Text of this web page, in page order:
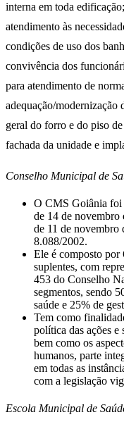
interna em toda
atendimento às
condições de uso dos
convivência dos
para atendimento de
adequação/modernização
geral do forro e do piso
fachada da unidade e
Conselho Municipal de
O CMS Goiânia foi
de 14 de novembro
de 11 de novembro
8.088/2002.
Ele é composto por
suplentes, com
453 do Conselho
segmentos, sendo
saúde e 25% de
Tem como
política das ações e
bem como os
humanos, parte
em todas as
com a legislação
Escola Municipal de